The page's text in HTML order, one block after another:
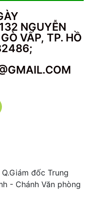
NGUYỄN
VẤP, TP. HỒ
đốc Trung
- Chánh Văn phòng